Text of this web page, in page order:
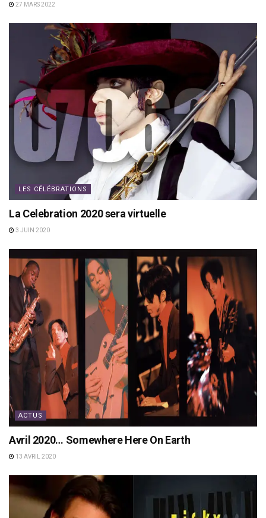
27 MARS 2022
LES CÉLÉBRATIONS
La Celebration 2020 sera virtuelle
3 JUIN 2020
ACTUS
Avril 2020… Somewhere Here On Earth
13 AVRIL 2020